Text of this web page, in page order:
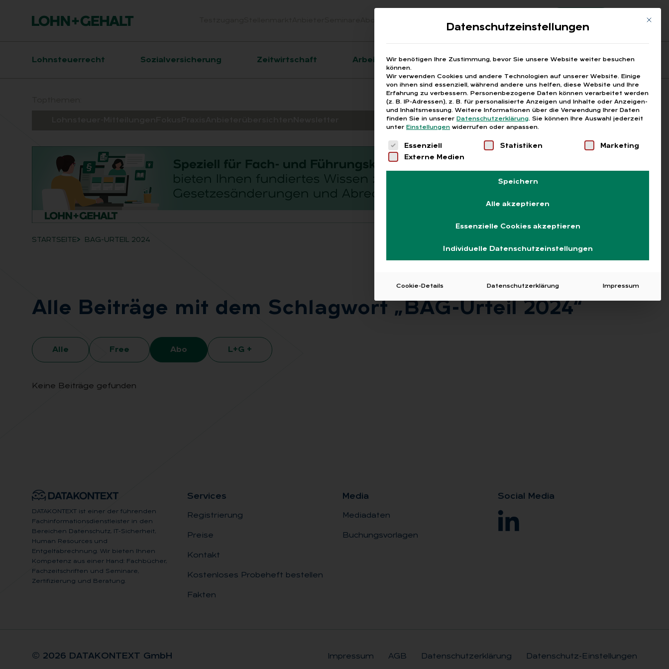
Suchen
Registrierung
Hauptnavigation
Lohnsteuerrecht Sozialversicherung Zeitwirtschaft Arbeitsrecht Fragen aus den ARGEn Printausgaben
Breadcrumb-Navigation
STARTSEITE BAG-URTEIL 2024
Alle Bei­trä­ge mit dem Schlag­wort „BAG-Ur­teil 2024“
Alle Free Abo L+G +
Keine Beiträge gefunden
DATAKONTEXT ist einer der führenden
Fachinformationsdienstleister in den
Bereichen Datenschutz, IT-Sicherheit,
Human Resources und
Entgeltabrechnung. Wir bieten Ihnen
Kompetenz aus einer Hand: Fachbücher,
Fachzeitschriften und Seminare,
Zertifizierung und Beratung.
Ser­vices
Registrierung
Preise
Kontakt
Kostenloses Probeheft bestellen
Fakten
Me­dia
Mediadaten
Buchungsvorlagen
So­ci­al Me­dia
© 2026 DA­TA­KON­TEXT GmbH Impressum AGB Datenschutzerklärung Datenschutz-Einstellungen
Mit
Datenschutzeinstellungen
Wir benötigen Ihre Zustimmung, bevor Sie unsere Website weiter besuchen
können.
Wir verwenden Cookies und andere Technologien auf unserer Website. Einige
von ihnen sind essenziell, während andere uns helfen, diese Website und Ihre
Erfahrung zu verbessern. Personenbezogene Daten können verarbeitet werden
(z. B. IP-Adressen), z. B. für personalisierte Anzeigen und Inhalte oder Anzeigen-
und Inhaltsmessung. Weitere Informationen über die Verwendung Ihrer Daten
finden Sie in unserer Datenschutzerklärung. Sie können Ihre Auswahl jederzeit
unter Einstellungen widerrufen oder anpassen.
Es folgt eine Liste der Service-Gruppen, für die eine
Essenziell Statistiken
Marketing
Externe Medien
Speichern
Alle akzeptieren
Essenzielle Cookies akzeptieren
Individuelle Datenschutzeinstellungen
Cookie-Details Datenschutzerklärung Impressum